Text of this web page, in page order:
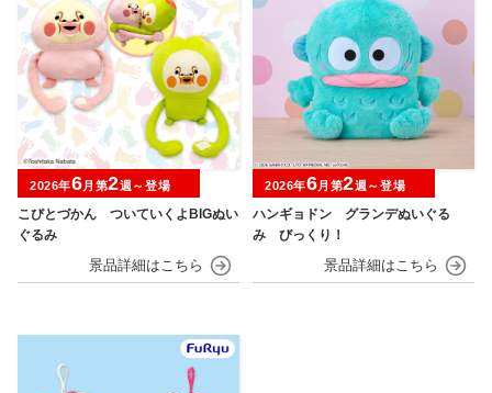
こびとづかん ついていくよBIGぬい
ぐるみ
2026年6月第2週～登場
ハンギョドン グランデぬいぐる
み びっくり！
2026年6月第2週～登場